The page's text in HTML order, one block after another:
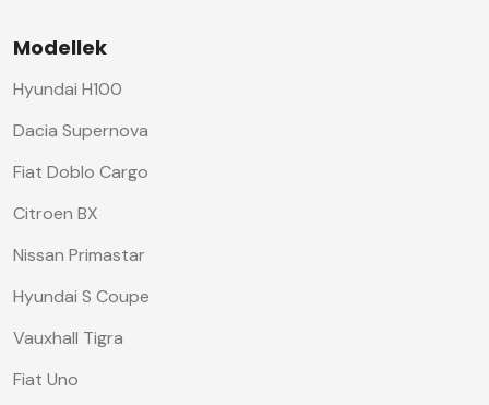
Modellek
Hyundai H100
Dacia Supernova
Fiat Doblo Cargo
Citroen BX
Nissan Primastar
Hyundai S Coupe
Vauxhall Tigra
Fiat Uno